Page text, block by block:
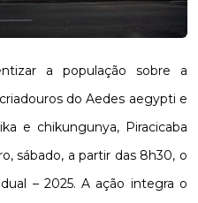
a população sobre a
do Aedes aegypti e
e chikungunya, Piracicaba
sábado, a partir das 8h30, o
– 2025. A ação integra o